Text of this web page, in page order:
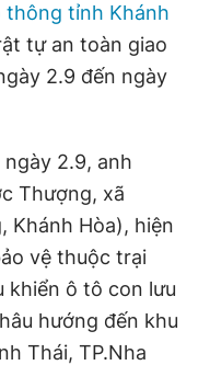
cần biết
hệ quảng cáo
thông tỉnh Khánh
tự an toàn giao
2.9 đến ngày
ngày 2.9, anh
Thượng, xã
Khánh Hòa), hiện
vệ thuộc trại
khiển ô tô con lưu
hướng đến khu
Thái, TP.Nha